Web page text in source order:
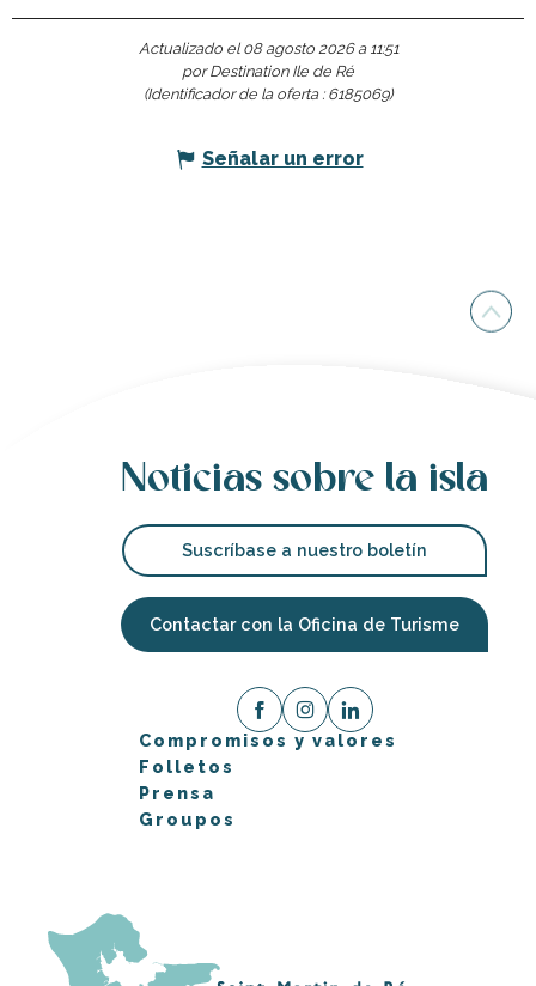
Actualizado el 08 agosto 2026 a 11:51
por Destination Ile de Ré
(Identificador de la oferta : 6185069)
Señalar un error
Noticias sobre la isla
Suscríbase a nuestro boletín
Contactar con la Oficina de Turisme
Compromisos y valores
Folletos
Prensa
Groupos